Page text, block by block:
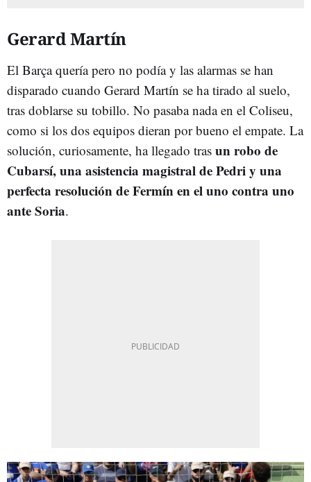
Gerard Martín
El Barça quería pero no podía y las alarmas se han
disparado cuando Gerard Martín se ha tirado al suelo,
tras doblarse su tobillo. No pasaba nada en el Coliseu,
como si los dos equipos dieran por bueno el empate. La
solución, curiosamente, ha llegado tras un robo de
Cubarsí, una asistencia magistral de Pedri y una
perfecta resolución de Fermín en el uno contra uno
ante Soria.